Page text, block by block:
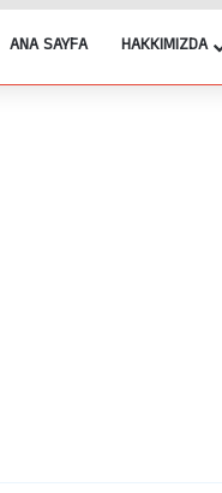
ANA SAYFA HAKKIMIZDA